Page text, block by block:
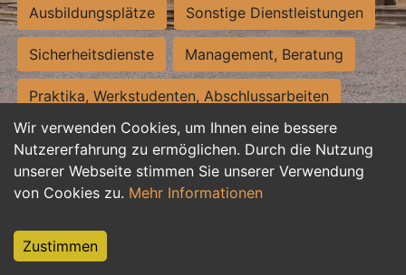
Wir verwenden Cookies, um Ihnen eine bessere
Nutzererfahrung zu ermöglichen. Durch die Nutzung
unserer Webseite stimmen Sie unserer Verwendung
von Cookies zu. Mehr Informationen
Zustimmen
Ausbildungsplätze Sonstige Dienstleistungen
Sicherheitsdienste Management, Beratung
Praktika, Werkstudenten, Abschlussarbeiten
Personalwesen Assistenz, Sekretariat
Hilfskräfte, Aushilfs- und Nebenjobs
Weiterbildung, Studium, duale Ausbildung